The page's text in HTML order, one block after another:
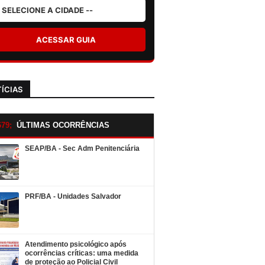
ACESSAR GUIA
ÚLTIMAS OCORRÊNCIAS
SEAP/BA - Sec Adm Penitenciária
PRF/BA - Unidades Salvador
Atendimento psicológico após
ocorrências críticas: uma medida
de proteção ao Policial Civil